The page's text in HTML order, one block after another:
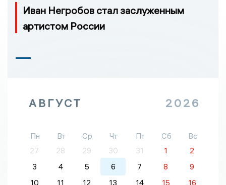
Иван Негробов стал заслуженным
артистом России
АВГУСТ 2026
Пн Вт Ср Чт Пт Сб
Вс
27
28 29 30 31 1
2
3
4 5 6 7 8
9
10
11 12 13 14 15 16